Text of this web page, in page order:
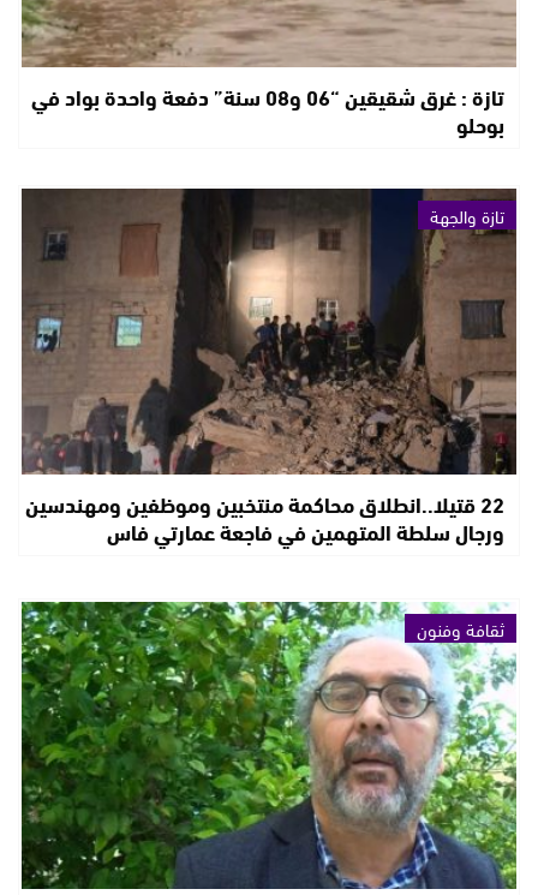
تازة : غرق شقيقين “06 و08 سنة” دفعة واحدة بواد في
بوحلو
تازة والجهة
22 قتيلا..انطلاق محاكمة منتخبين وموظفين ومهندسين
ورجال سلطة المتهمين في فاجعة عمارتي فاس
ثقافة وفنون